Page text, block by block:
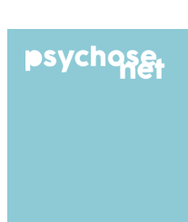
naar